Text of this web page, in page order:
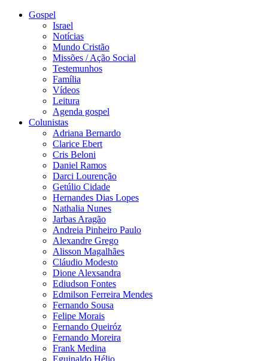
Gospel
Israel
Notícias
Mundo Cristão
Missões / Ação Social
Testemunhos
Família
Vídeos
Leitura
Agenda gospel
Colunistas
Adriana Bernardo
Clarice Ebert
Cris Beloni
Daniel Ramos
Darci Lourenção
Getúlio Cidade
Hernandes Dias Lopes
Nathalia Nunes
Jarbas Aragão
Andreia Pinheiro Paulo
Alexandre Grego
Alisson Magalhães
Cláudio Modesto
Dione Alexsandra
Ediudson Fontes
Edmilson Ferreira Mendes
Fernando Sousa
Felipe Morais
Fernando Queiróz
Fernando Moreira
Frank Medina
Eguinaldo Hélio